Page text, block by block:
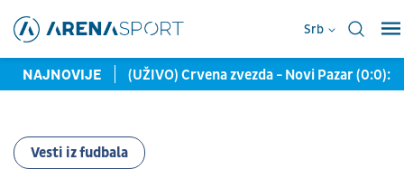
Srb
NAJNOVIJE
ali... (UŽIVO) Crvena zvezda - Novi Pazar
Vesti iz fudbala